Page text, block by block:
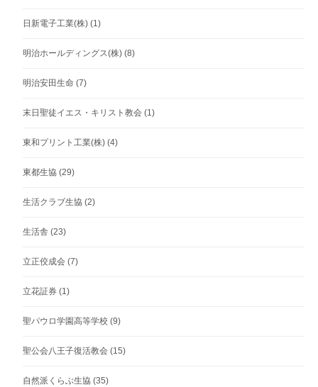
日新電子工業(株) (1)
明治ホールディングス(株) (8)
明治安田生命 (7)
末日聖徒イエス・キリスト教会 (1)
東和プリント工業(株) (4)
東都生協 (29)
生活クラブ生協 (2)
生活舎 (23)
立正佼成会 (7)
立花証券 (1)
聖パウロ学園高等学校 (9)
聖公会八王子復活教会 (15)
自然派くらぶ生協 (35)